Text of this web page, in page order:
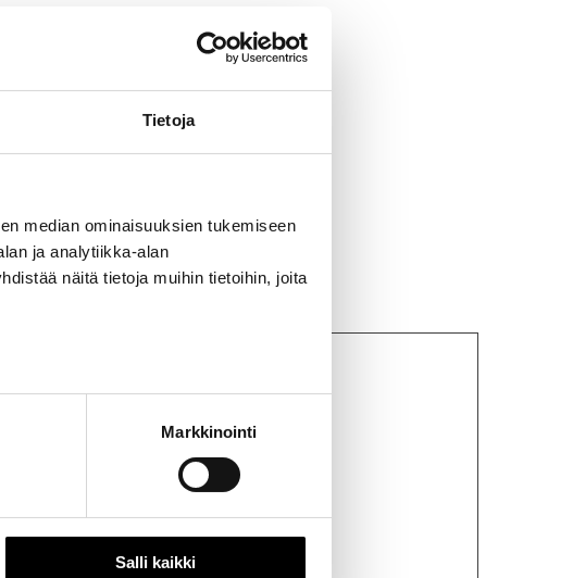
Tietoja
median ominaisuuksien tukemiseen
ja analytiikka-alan
näitä tietoja muihin tietoihin, joita
Markkinointi
Salli kaikki